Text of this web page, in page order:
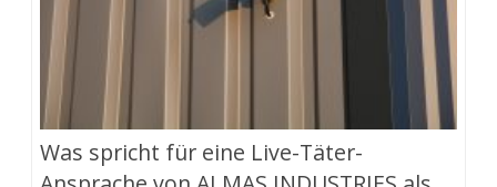
Was spricht für eine Live-Täter-